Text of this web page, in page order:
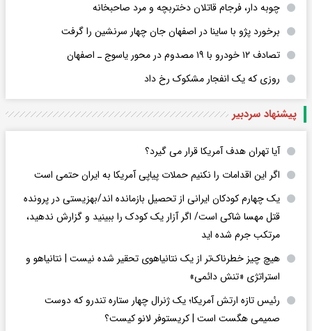
چوبه دار، فرجام قاتلان دختربچه و مرد صاحبخانه
برخورد پژو با ساینا در اصفهان جان چهار سرنشین را گرفت
تصادف ۱۲ خودرو با ۱۹ مصدوم در محور یاسوج ـ اصفهان
روزی که یک انفجار مشکوک رخ داد
پیشنهاد سردبیر
آیا تهران هدف آمریکا قرار می گیرد؟
اگر این اقدامات را نکنیم حملات پیاپی آمریکا به ایران حتمی است
یک چهارم کودکان ایرانی از تحصیل بازمانده اند/بهزیستی در پرونده
قتل مهسا شاکی است/ اگر آزار یک کودک را ببینید و گزارش ندهید،
مرتکب جرم شده اید
هیچ چیز خطرناک‌تر از یک نتانیاهوی تحقیر شده نیست | نتانیاهو و
استراتژی «تنش دائمی»
رئیس تازه ارتش آمریکا؛ یک ژنرال چهار ستاره تندرو که دوست
صمیمی هگست است | کریستوفر لانو کیست؟